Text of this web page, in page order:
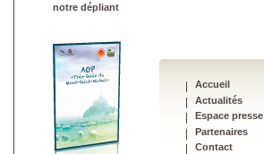
notre dépliant
Accueil
Actualités
Espace presse
Partenaires
Contact